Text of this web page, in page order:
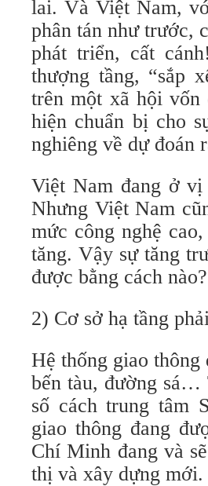
lai. Và Việt Nam,
phân tán như trước,
phát triển, cất
thượng tầng, “sắp
trên một xã hội
hiện chuẩn bị cho
nghiêng về dự đoán
Việt Nam đang ở
Nhưng Việt Nam
mức công nghệ
tăng. Vậy sự tăng
được bằng cách nào?
2) Cơ sở hạ tầng
Hệ thống giao
bến tàu, đường sá…
số cách trung tâm
giao thông đang
Chí Minh đang và
thị và xây dựng mới.